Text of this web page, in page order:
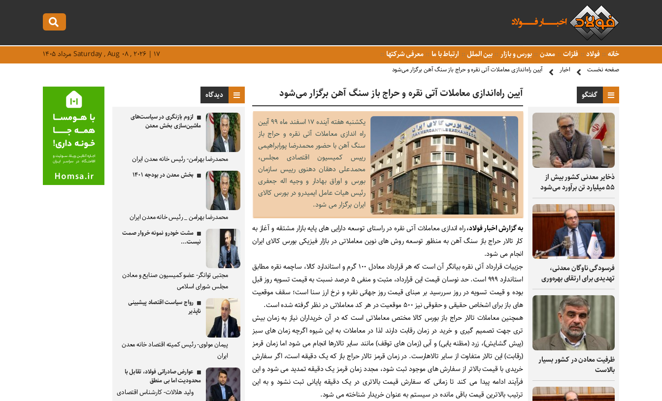
خانه فولاد فلزات معدن بورس و بازار بین الملل ارتباط با ما معرفی شرکتها Saturday , Aug ۰۸ , ۲۰۲۶ | ۱۷ مرداد ۱۴۰۵
صفحه نخست اخبار آیین راه‌اندازی معاملات آتی نقره و حراج باز سنگ آهن برگزار می‌شود
گفتگو
ذخایر معدنی کشور بیش از
۵۵ میلیارد تن برآورد می‌شود
فرسودگی ناوگان معدنی،
تهدیدی برای ارتقای بهره‌وری
ظرفیت‌ معادن در کشور بسیار
بالاست
آیین راه‌اندازی معاملات آتی نقره و حراج باز سنگ آهن برگزار می‌شود
یکشنبه هفته آینده ۱۷ اسفند ماه ۹۹ آیین
راه اندازی معاملات آتی نقره و حراج باز
سنگ آهن با حضور محمدرضا پورابراهیمی
رییس کمیسیون اقتصادی مجلس،
محمدعلی دهقان دهنوی رییس سازمان
بورس و اوراق بهادار و وجیه اله جعفری
رئیس هیات عامل ایمیدرو در بورس کالای
ایران برگزار می شود.
به گزارش اخبار فولاد،راه اندازی معاملات آتی نقره در راستای توسعه دارایی های پایه بازار مشتقه و آغاز به
کار تالار حراج باز سنگ آهن به منظور توسعه روش های نوین معاملاتی در بازار فیزیکی بورس کالای ایران
انجام می شود.
جزییات قرارداد آتی نقره بیانگر آن است که هر قرارداد معادل ۱۰۰ گرم و استاندارد کالا، ساچمه نقره مطابق
استاندارد ۹۹۹ است. حد نوسان قیمت این قرارداد، مثبت و منفی ۵ درصد نسبت به قیمت تسویه روز قبل
بوده و قیمت تسویه در روز سررسید بر مبنای قیمت روز جهانی نقره و نرخ ارز سنا است؛ سقف موقعیت
های باز برای اشخاص حقیقی و حقوقی نیز ۵۰۰ موقعیت در هر کد معاملاتی در نظر گرفته شده است.
همچنین معاملات تالار حراج باز بورس کالا مختص معاملاتی است که در آن خریداران نیاز به زمان بیش
تری جهت تصمیم گیری و خرید در زمان رقابت دارند لذا در معاملات به این شیوه اگرچه زمان های سبز
(پیش گشایش)، زرد (مظنه یابی) و آبی (زمان های توقف) مانند سایر تالارها انجام می شود اما زمان قرمز
(رقابت) این تالار متفاوت از سایر تالاهارست. در زمان قرمز تالار حراج باز که یک دقیقه است، اگر سفارش
خریدی با قیمت بالاتر از سفارش های موجود ثبت شود، مجدد زمان قرمز یک دقیقه تمدید می شود و این
فرآیند ادامه پیدا می کند تا زمانی که سفارش قیمت بالاتری در یک دقیقه پایانی ثبت نشود و به این
ترتیب بالاترین قیمت باقی مانده در سیستم به عنوان خریدار شناخته می شود.
دیدگاه
لزوم بازنگری در سیاست‌های
ماشین‌سازی بخش معدن
محمدرضا بهرامن- رئیس خانه معدن ایران
بخش معدن در بودجه ۱۴۰۱
محمدرضا بهرامن _ رئیس خانه معدن ایران
مشت خودرو نمونه خروار صمت
نیست...
مجتبی توانگر- عضو کمیسیون صنایع و معادن
مجلس شورای اسلامی
رواج سیاست اقتصاد پیشبینی
ناپذیر
پیمان مولوی- رئیس کمیته اقتصاد خانه معدن
ایران
عوارض صادراتی فولاد، تقابل با
محدودیت اما بی منطق
ولید هلالات- کارشناس اقتصادی